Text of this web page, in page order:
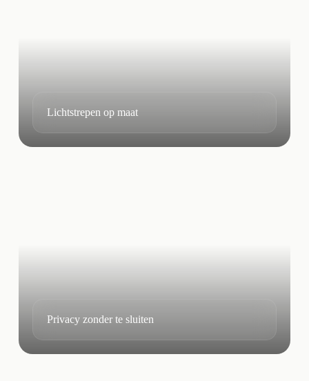
Lichtstrepen op maat
Privacy zonder te sluiten